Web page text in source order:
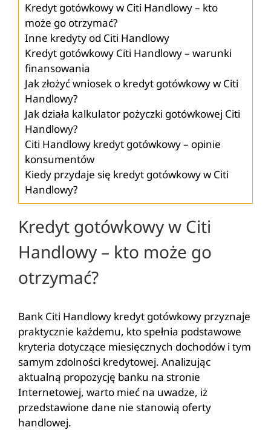
Kredyt gotówkowy w Citi Handlowy – kto
może go otrzymać?
Inne kredyty od Citi Handlowy
Kredyt gotówkowy Citi Handlowy – warunki
finansowania
Jak złożyć wniosek o kredyt gotówkowy w Citi
Handlowy?
Jak działa kalkulator pożyczki gotówkowej Citi
Handlowy?
Citi Handlowy kredyt gotówkowy – opinie
konsumentów
Kiedy przydaje się kredyt gotówkowy w Citi
Handlowy?
Kredyt gotówkowy w Citi
Handlowy – kto może go
otrzymać?
Bank Citi Handlowy kredyt gotówkowy przyznaje
praktycznie każdemu, kto spełnia podstawowe
kryteria dotyczące miesięcznych dochodów i tym
samym zdolności kredytowej. Analizując
aktualną propozycję banku na stronie
Internetowej, warto mieć na uwadze, iż
przedstawione dane nie stanowią oferty
handlowej.